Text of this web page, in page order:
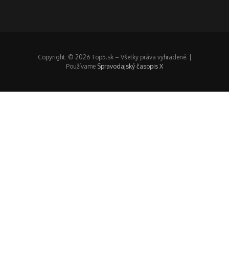
Copyright: © 2026 Top5.sk – Všetky práva vyhradené. |
Používame Spravodajský časopis X